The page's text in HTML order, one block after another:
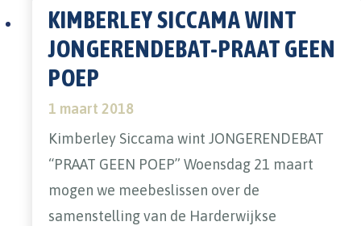
KIMBERLEY SICCAMA WINT
JONGERENDEBAT-PRAAT GEEN
POEP
1 maart 2018
Kimberley Siccama wint JONGERENDEBAT
“PRAAT GEEN POEP” Woensdag 21 maart
mogen we meebeslissen over de
samenstelling van de Harderwijkse